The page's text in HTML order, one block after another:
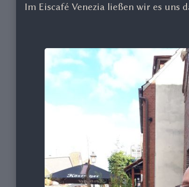
Im Eiscafé Venezia ließen wir es uns